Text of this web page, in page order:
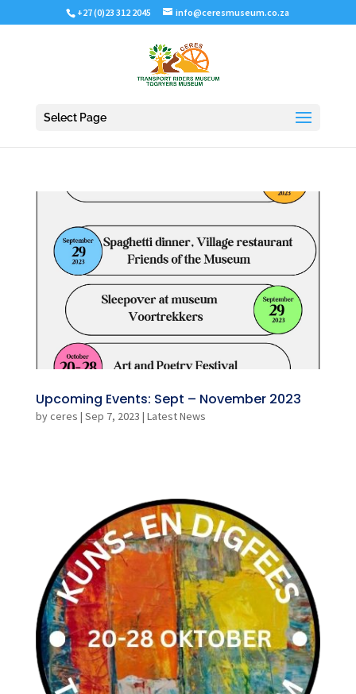
+27 (0)23 312 2045 info@ceresmuseum.co.za
Select Page
Upcoming Events: Sept – November 2023
byceres | Sep 7, 2023 | Latest News